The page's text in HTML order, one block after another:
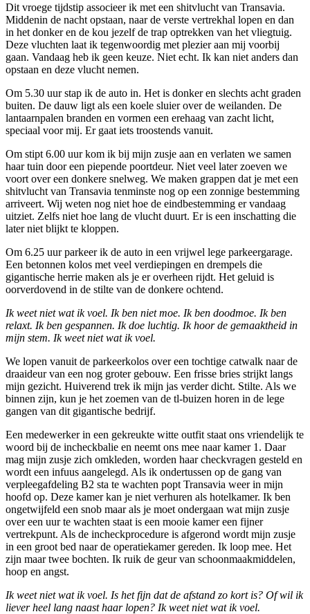
Dit vroege tijdstip associeer ik met een shitvlucht van Transavia.
Middenin de nacht opstaan, naar de verste vertrekhal lopen en dan
in het donker en de kou jezelf de trap optrekken van het vliegtuig.
Deze vluchten laat ik tegenwoordig met plezier aan mij voorbij
gaan. Vandaag heb ik geen keuze. Niet echt. Ik kan niet anders dan
opstaan en deze vlucht nemen.
Om 5.30 uur stap ik de auto in. Het is donker en slechts acht graden
buiten. De dauw ligt als een koele sluier over de weilanden. De
lantaarnpalen branden en vormen een erehaag van zacht licht,
speciaal voor mij. Er gaat iets troostends vanuit.
Om stipt 6.00 uur kom ik bij mijn zusje aan en verlaten we samen
haar tuin door een piepende poortdeur. Niet veel later zoeven we
voort over een donkere snelweg. We maken grappen dat je met een
shitvlucht van Transavia tenminste nog op een zonnige bestemming
arriveert. Wij weten nog niet hoe de eindbestemming er vandaag
uitziet. Zelfs niet hoe lang de vlucht duurt. Er is een inschatting die
later niet blijkt te kloppen.
Om 6.25 uur parkeer ik de auto in een vrijwel lege parkeergarage.
Een betonnen kolos met veel verdiepingen en drempels die
gigantische herrie maken als je er overheen rijdt. Het geluid is
oorverdovend in de stilte van de donkere ochtend.
Ik weet niet wat ik voel. Ik ben niet moe. Ik ben doodmoe. Ik ben
relaxt. Ik ben gespannen. Ik doe luchtig. Ik hoor de gemaaktheid in
mijn stem. Ik weet niet wat ik voel.
We lopen vanuit de parkeerkolos over een tochtige catwalk naar de
draaideur van een nog groter gebouw. Een frisse bries strijkt langs
mijn gezicht. Huiverend trek ik mijn jas verder dicht. Stilte. Als we
binnen zijn, kun je het zoemen van de tl-buizen horen in de lege
gangen van dit gigantische bedrijf.
Een medewerker in een gekreukte witte outfit staat ons vriendelijk te
woord bij de incheckbalie en neemt ons mee naar kamer 1. Daar
mag mijn zusje zich omkleden, worden haar checkvragen gesteld en
wordt een infuus aangelegd. Als ik ondertussen op de gang van
verpleegafdeling B2 sta te wachten popt Transavia weer in mijn
hoofd op. Deze kamer kan je niet verhuren als hotelkamer. Ik ben
ongetwijfeld een snob maar als je moet ondergaan wat mijn zusje
over een uur te wachten staat is een mooie kamer een fijner
vertrekpunt. Als de incheckprocedure is afgerond wordt mijn zusje
in een groot bed naar de operatiekamer gereden. Ik loop mee. Het
zijn maar twee bochten. Ik ruik de geur van schoonmaakmiddelen,
hoop en angst.
Ik weet niet wat ik voel. Is het fijn dat de afstand zo kort is? Of wil ik
liever heel lang naast haar lopen? Ik weet niet wat ik voel.